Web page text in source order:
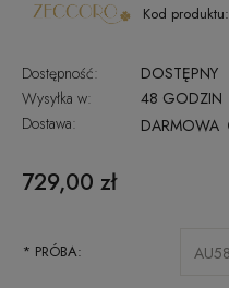
Kod produktu:
Dostępność:
DOSTĘPNY
Wysyłka w:
48 GODZIN
Dostawa:
DARMOWA
729,00 zł
* PRÓBA: